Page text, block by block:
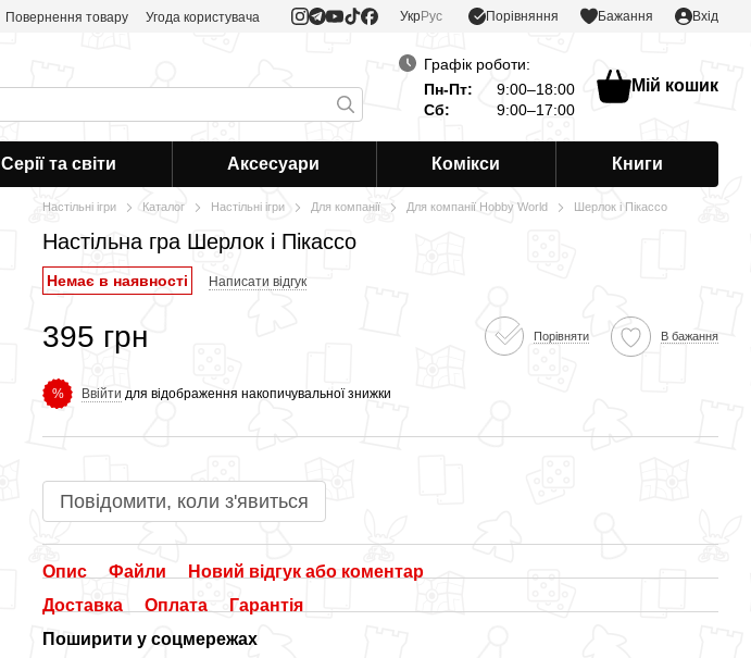
Повернення товару
Угода користувача
УкрРус Порівняння Бажання Вхід
Графік роботи:
Пн-Пт:
9:00–18:00
Сб:
9:00–17:00
Мій кошик
Серії та світи Аксесуари Комікси Книги
Настільні ігри Каталог Настільні ігри Для компанії Для компанії Hobby World Шерлок і Пікассо
Настільна гра Шерлок і Пікассо
Немає в наявності Написати відгук
395 грн Порівняти В бажання
% Ввійти для відображення накопичувальної знижки
Повідомити, коли з'явиться
Опис Файли
Новий відгук або коментар
Доставка
Оплата
Гарантія
Поширити у соцмережах